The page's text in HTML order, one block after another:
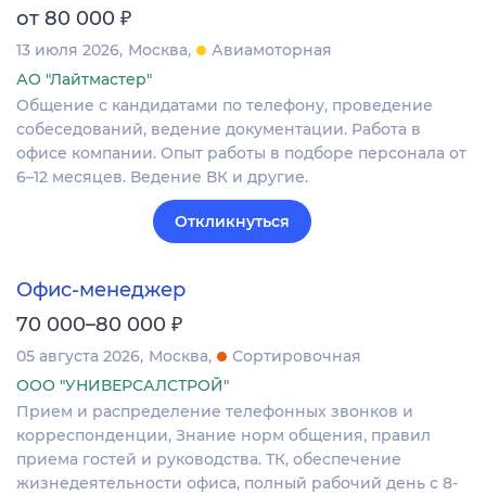
от 80 000 ₽
13 июля 2026 Москва
Авиамоторная
АО "Лайтмастер"
Общение с кандидатами по телефону, проведение
собеседований, ведение документации. Работа в
офисе компании. Опыт работы в подборе персонала от
6–12 месяцев. Ведение ВК и другие.
Откликнуться
Офис-менеджер
70 000–80 000 ₽
05 августа 2026 Москва
Сортировочная
ООО "УНИВЕРСАЛСТРОЙ"
Прием и распределение телефонных звонков и
корреспонденции, Знание норм общения, правил
приема гостей и руководства. ТК, обеспечение
жизнедеятельности офиса, полный рабочий день с 8-